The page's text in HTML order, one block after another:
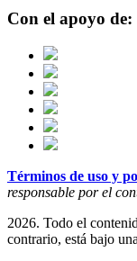
Con el apoyo de:
Términos de uso y
responsable por el
2026. Todo el
contrario, está bajo